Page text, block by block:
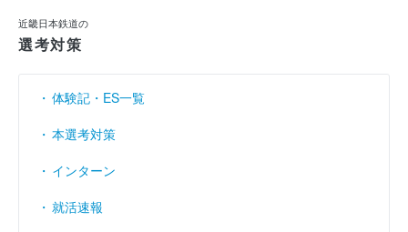
売上伸び率
営業利益率 （％） - 18.88 - 0.08 8.37
経常利益率 （％）
近畿日本鉄道の
選考対策
体験記・ES一覧
本選考対策
インターン
就活速報